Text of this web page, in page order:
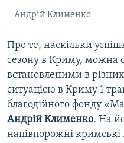
Андрій Клименко
Про те, наскільки
сезону в Криму, можна
встановленими в
ситуацією в Криму 1
благодійного фонду
Андрій Клименко. На
напівпорожні